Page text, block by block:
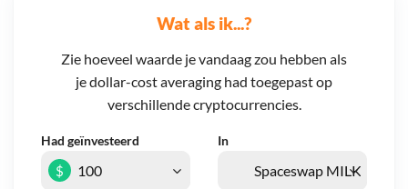
Wat als ik...?
Zie hoeveel waarde je vandaag zou hebben als
je dollar-cost averaging had toegepast op
verschillende cryptocurrencies.
Had geïnvesteerd In
$